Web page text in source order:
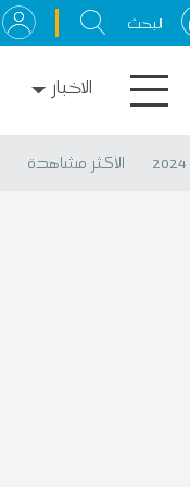
الاخبار
الأكثر مشاهدة